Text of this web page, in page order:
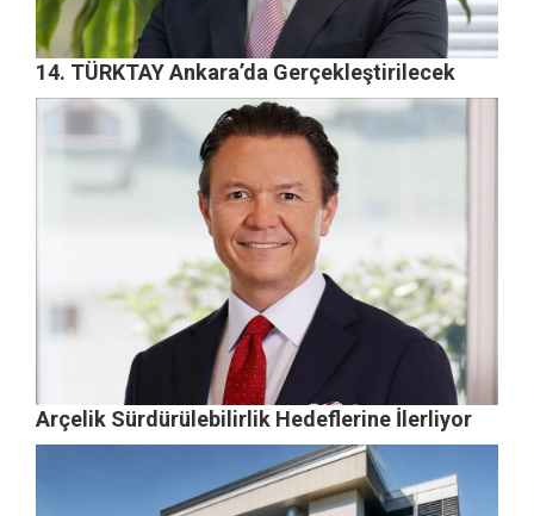
14. TÜRKTAY Ankara’da Gerçekleştirilecek
Arçelik Sürdürülebilirlik Hedeflerine İlerliyor